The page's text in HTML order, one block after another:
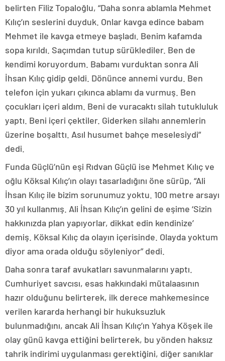
belirten Filiz Topaloğlu, “Daha sonra ablamla Mehmet
Kılıç’ın seslerini duyduk. Onlar kavga edince babam
Mehmet ile kavga etmeye başladı. Benim kafamda
sopa kırıldı. Saçımdan tutup sürüklediler. Ben de
kendimi koruyordum. Babamı vurduktan sonra Ali
İhsan Kılıç gidip geldi. Dönünce annemi vurdu. Ben
telefon için yukarı çıkınca ablamı da vurmuş. Ben
çocukları içeri aldım. Beni de vuracaktı silah tutukluluk
yaptı. Beni içeri çektiler. Giderken silahı annemlerin
üzerine boşalttı. Asıl husumet bahçe meselesiydi”
dedi.
Funda Güçlü’nün eşi Rıdvan Güçlü ise Mehmet Kılıç ve
oğlu Köksal Kılıç’ın olayı tasarladığını öne sürüp, “Ali
İhsan Kılıç ile bizim sorunumuz yoktu. 100 metre arsayı
30 yıl kullanmış. Ali İhsan Kılıç’ın gelini de eşime ‘Sizin
hakkınızda plan yapıyorlar, dikkat edin kendinize’
demiş. Köksal Kılıç da olayın içerisinde. Olayda yoktum
diyor ama orada olduğu söyleniyor” dedi.
Daha sonra taraf avukatları savunmalarını yaptı.
Cumhuriyet savcısı, esas hakkındaki mütalaasının
hazır olduğunu belirterek, ilk derece mahkemesince
verilen kararda herhangi bir hukuksuzluk
bulunmadığını, ancak Ali İhsan Kılıç’ın Yahya Köşek ile
olay günü kavga ettiğini belirterek, bu yönden haksız
tahrik indirimi uygulanması gerektiğini, diğer sanıklar